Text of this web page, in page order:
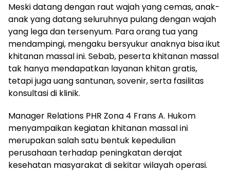
Meski datang dengan raut wajah yang cemas, anak-
anak yang datang seluruhnya pulang dengan wajah
yang lega dan tersenyum. Para orang tua yang
mendampingi, mengaku bersyukur anaknya bisa ikut
khitanan massal ini. Sebab, peserta khitanan massal
tak hanya mendapatkan layanan khitan gratis,
tetapi juga uang santunan, sovenir, serta fasilitas
konsultasi di klinik.
Manager Relations PHR Zona 4 Frans A. Hukom
menyampaikan kegiatan khitanan massal ini
merupakan salah satu bentuk kepedulian
perusahaan terhadap peningkatan derajat
kesehatan masyarakat di sekitar wilayah operasi.